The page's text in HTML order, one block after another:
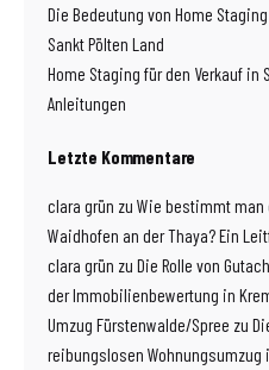
Die Bedeutung von Home
Sankt Pölten Land
Home Staging für den Verkauf
Anleitungen
Letzte Kommentare
clara grün zu Wie bestimmt man
Waidhofen an der Thaya? Ein
clara grün zu Die Rolle von
der Immobilienbewertung in
Umzug Fürstenwalde/Spree zu
reibungslosen